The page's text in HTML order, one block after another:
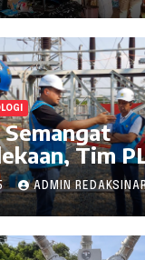
Tim
Listrik
Peralatan
kV
ADMIN